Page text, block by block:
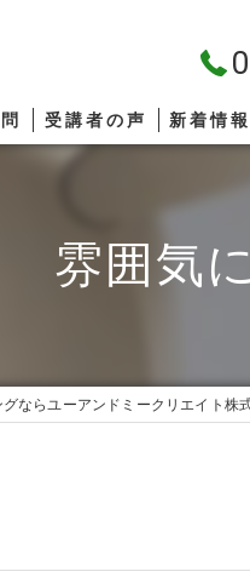
受講者の声 新着情報
雰囲気
ならユーアンドミークリエイト株